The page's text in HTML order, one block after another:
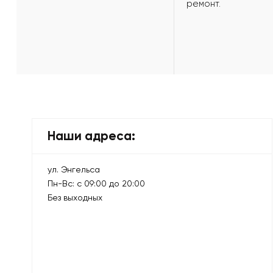
ремонт.
Наши адреса:
ул. Энгельса
Пн-Вс: с 09:00 до 20:00
Без выходных